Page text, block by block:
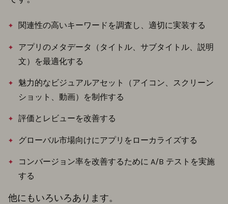
関連性の高いキーワードを調査し、適切に実装する
アプリのメタデータ（タイトル、サブタイトル、説明
文）を最適化する
魅力的なビジュアルアセット（アイコン、スクリーン
ショット、動画）を制作する
評価とレビューを改善する
グローバル市場向けにアプリをローカライズする
コンバージョン率を改善するために A/B テストを実施
する
他にもいろいろあります。